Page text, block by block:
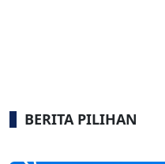
BERITA PILIHAN